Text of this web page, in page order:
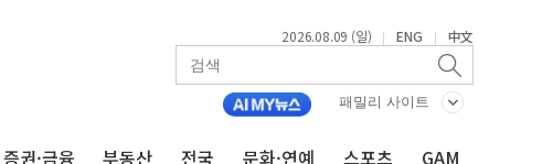
2026.08.09 (일) | ENG | 中文
패밀리 사이트
증권·금융 부동산 전국 문화·연예 스포츠 GAM
질식사고 발생…작업자 1명 숨져
류서 50대 숨진 채 발견...경찰, 조사 중